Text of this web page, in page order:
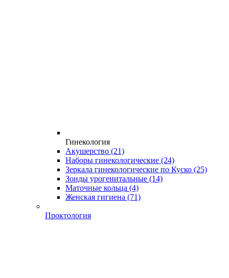
Гинекология
Акушерство (21)
Наборы гинекологические (24)
Зеркала гинекологические по Куско (25)
Зонды урогенитальные (14)
Маточные кольца (4)
Женская гигиена (71)
Проктология